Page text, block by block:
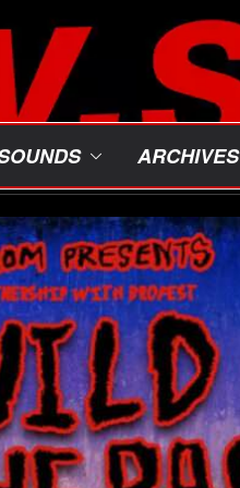
ARCHIVES